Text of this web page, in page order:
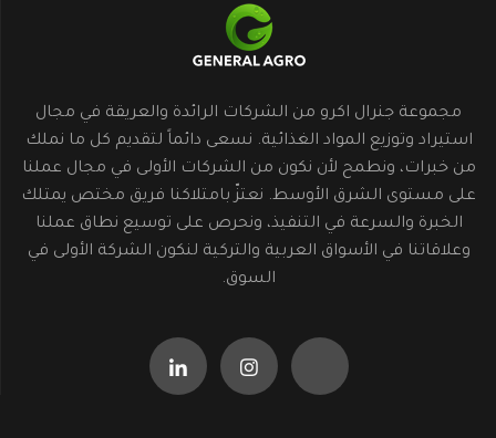
مجموعة جنرال اكرو من الشركات الرائدة والعريقة في مجال
استيراد وتوزيع المواد الغذائية. نسعى دائماً لتقديم كل ما نملك
من خبرات، ونطمح لأن نكون من الشركات الأولى في مجال عملنا
على مستوى الشرق الأوسط. نعتزّ بامتلاكنا فريق مختص يمتلك
الخبرة والسرعة في التنفيذ، ونحرص على توسيع نطاق عملنا
وعلاقاتنا في الأسواق العربية والتركية لنكون الشركة الأولى في
السوق.